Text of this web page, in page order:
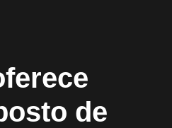
de